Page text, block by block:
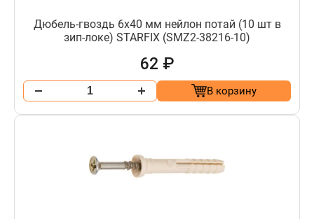
Дюбель-гвоздь 6х40 мм нейлон потай (10 шт в
зип-локе) STARFIX (SMZ2-38216-10)
62 ₽
В корзину